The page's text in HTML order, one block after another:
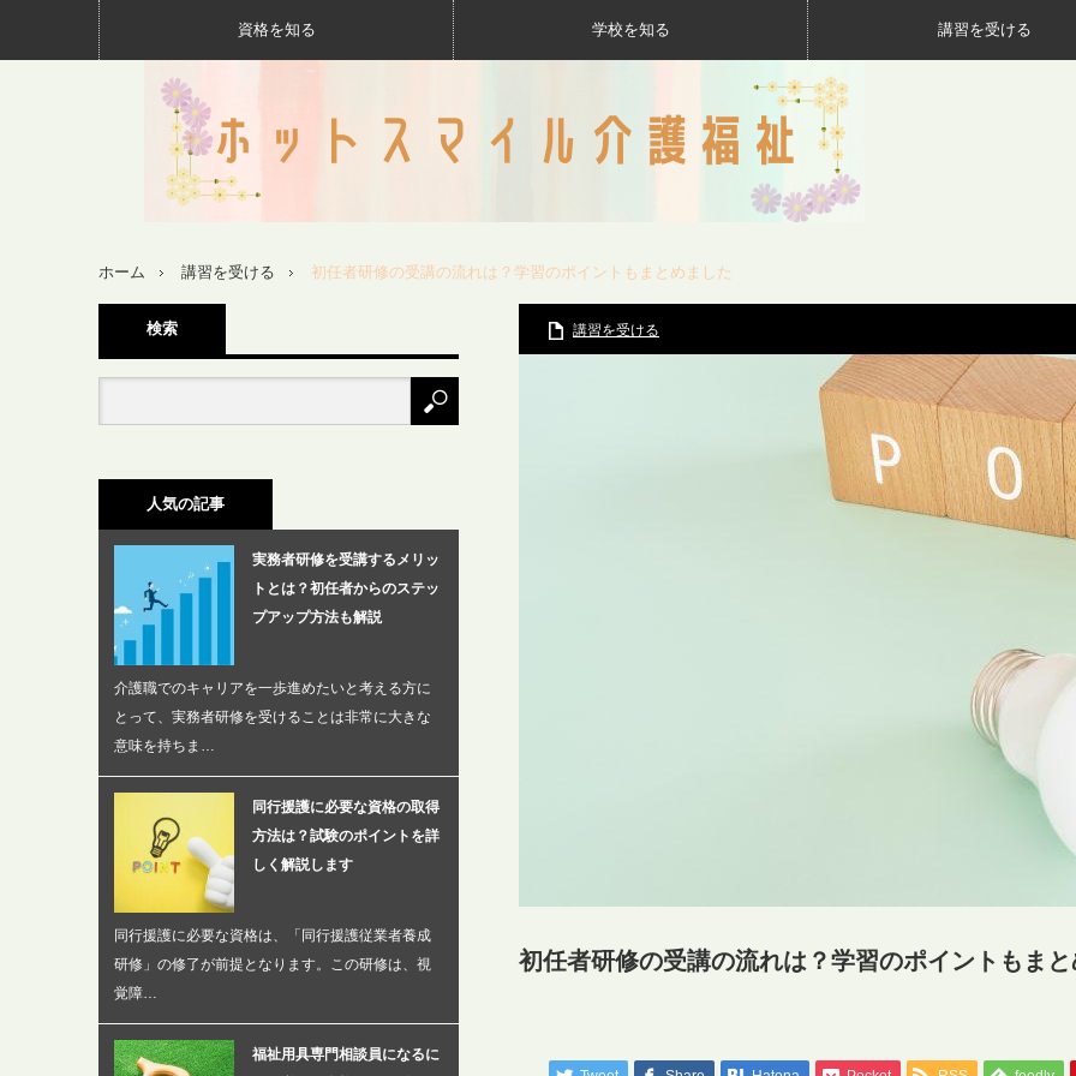
資格を知る 学校を知る 講習を受ける
ホーム 講習を受ける 初任者研修の受講の流れは？学習のポイントもまとめました
講習を受ける
初任者研修の受講の流れは？学習のポイントもま
検索
人気の記事
実務者研修を受講するメリッ
トとは？初任者からのステッ
プアップ方法も解説
介護職でのキャリアを一歩進めたいと考える方に
とって、実務者研修を受けることは非常に大きな
意味を持ちま…
同行援護に必要な資格の取得
方法は？試験のポイントを詳
しく解説します
同行援護に必要な資格は、「同行援護従業者養成
研修」の修了が前提となります。この研修は、視
覚障…
福祉用具専門相談員になるに